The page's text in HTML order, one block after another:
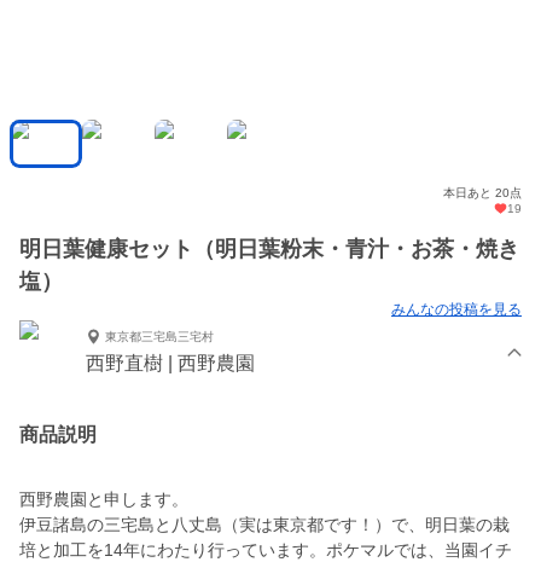
本日あと 20点
19
明日葉健康セット（明日葉粉末・青汁・お茶・焼き
塩）
みんなの投稿を見る
東京都三宅島三宅村
西野直樹 | 西野農園
商品説明
西野農園と申します。
伊豆諸島の三宅島と八丈島（実は東京都です！）で、明日葉の栽
培と加工を14年にわたり行っています。ポケマルでは、当園イチ